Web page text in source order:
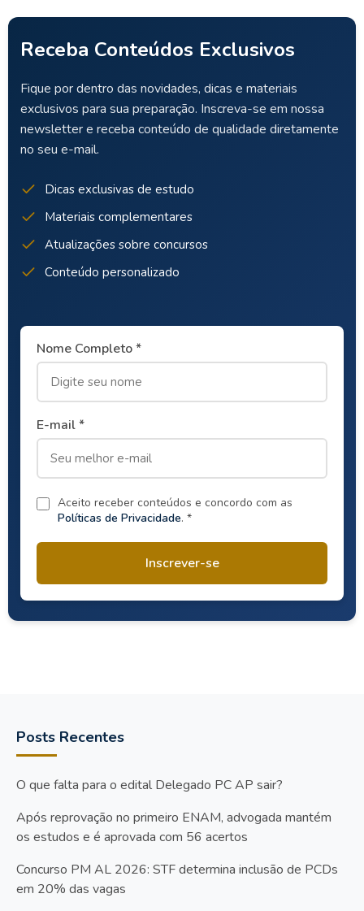
Receba Conteúdos Exclusivos
Fique por dentro das novidades, dicas e materiais
exclusivos para sua preparação. Inscreva-se em nossa
newsletter e receba conteúdo de qualidade diretamente
no seu e-mail.
Dicas exclusivas de estudo
Materiais complementares
Atualizações sobre concursos
Conteúdo personalizado
Nome Completo *
E-mail *
Aceito receber conteúdos e concordo com as
Políticas de Privacidade. *
Inscrever-se
Posts Recentes
O que falta para o edital Delegado PC AP sair?
Após reprovação no primeiro ENAM, advogada mantém
os estudos e é aprovada com 56 acertos
Concurso PM AL 2026: STF determina inclusão de PCDs
em 20% das vagas